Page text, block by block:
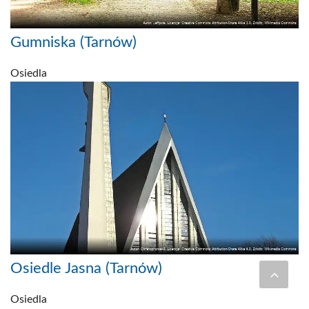
Gumniska (Tarnów)
Osiedla
Osiedle Jasna (Tarnów)
Osiedla